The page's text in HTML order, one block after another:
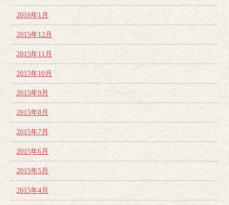
2016年1月
2015年12月
2015年11月
2015年10月
2015年9月
2015年8月
2015年7月
2015年6月
2015年5月
2015年4月